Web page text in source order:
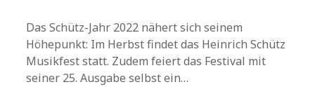
Das Schütz-Jahr 2022 nähert sich seinem
Höhepunkt: Im Herbst findet das Heinrich Schütz
Musikfest statt. Zudem feiert das Festival mit
seiner 25. Ausgabe selbst ein…